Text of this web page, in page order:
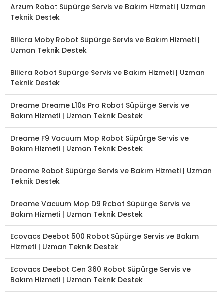
Arzum Robot Süpürge Servis ve Bakım Hizmeti | Uzman
Teknik Destek
Bilicra Moby Robot Süpürge Servis ve Bakım Hizmeti |
Uzman Teknik Destek
Bilicra Robot Süpürge Servis ve Bakım Hizmeti | Uzman
Teknik Destek
Dreame Dreame L10s Pro Robot Süpürge Servis ve
Bakım Hizmeti | Uzman Teknik Destek
Dreame F9 Vacuum Mop Robot Süpürge Servis ve
Bakım Hizmeti | Uzman Teknik Destek
Dreame Robot Süpürge Servis ve Bakım Hizmeti | Uzman
Teknik Destek
Dreame Vacuum Mop D9 Robot Süpürge Servis ve
Bakım Hizmeti | Uzman Teknik Destek
Ecovacs Deebot 500 Robot Süpürge Servis ve Bakım
Hizmeti | Uzman Teknik Destek
Ecovacs Deebot Cen 360 Robot Süpürge Servis ve
Bakım Hizmeti | Uzman Teknik Destek